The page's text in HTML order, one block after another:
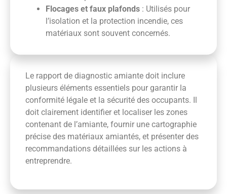
Flocages et faux plafonds : Utilisés pour
l’isolation et la protection incendie, ces
matériaux sont souvent concernés.
Le rapport de diagnostic amiante doit inclure
plusieurs éléments essentiels pour garantir la
conformité légale et la sécurité des occupants. Il
doit clairement identifier et localiser les zones
contenant de l’amiante, fournir une cartographie
précise des matériaux amiantés, et présenter des
recommandations détaillées sur les actions à
entreprendre.